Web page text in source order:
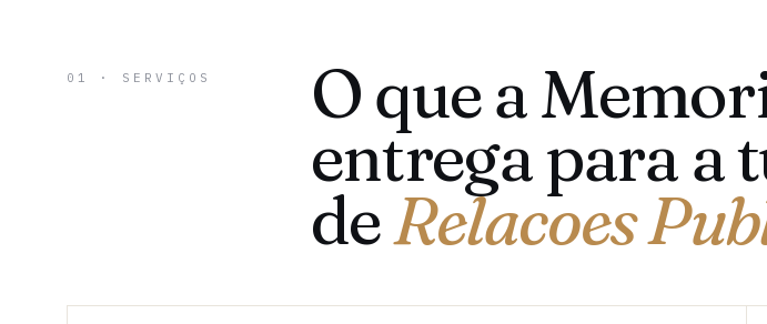
01 · SERVIÇOS O que a
entrega para a
deRelacoes